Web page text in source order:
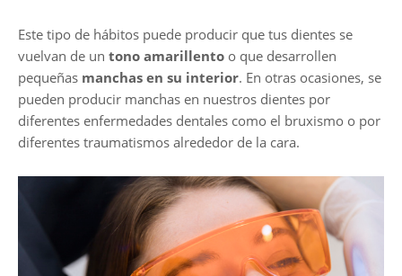
Este tipo de hábitos puede producir que tus dientes se
vuelvan de un tono amarillento o que desarrollen
pequeñas manchas en su interior. En otras ocasiones, se
pueden producir manchas en nuestros dientes por
diferentes enfermedades dentales como el bruxismo o por
diferentes traumatismos alrededor de la cara.